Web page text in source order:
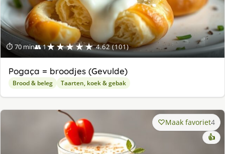
⏱ 70 min👥 1★★★★★ 4.62 (101)
Pogaça = broodjes (Gevulde)
Brood & beleg Taarten, koek & gebak
Maak favoriet4
👍